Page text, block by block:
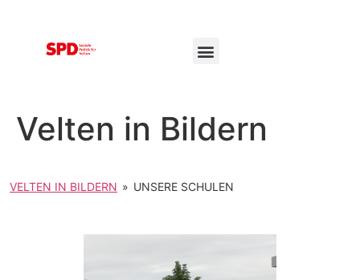
Velten in Bildern
VELTEN IN BILDERN » UNSERE SCHULEN